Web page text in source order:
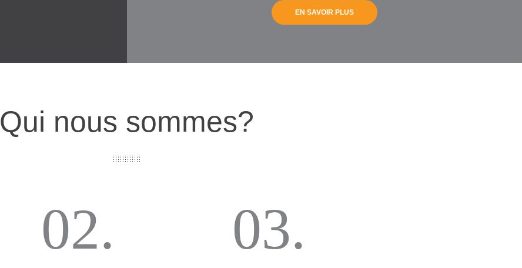
EN SAVOIR PLUS
Qui nous sommes?
02. 03.